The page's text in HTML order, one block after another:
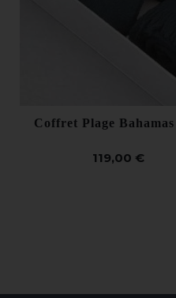
Coffret Plage
119,00 €